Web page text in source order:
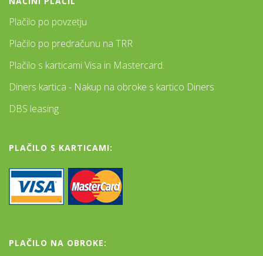
Plačilo po povzetju
Plačilo po predračunu na TRR
Plačilo s karticami Visa in Mastercard.
Diners kartica - Nakup na obroke s kartico Diners
DBS leasing
PLAČILO S KARTICAMI:
PLAČILO NA OBROKE: